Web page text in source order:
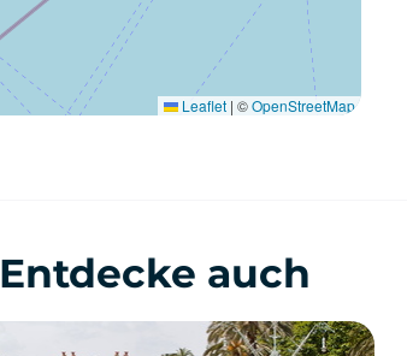
Leaflet | ©OpenStreetMap
Entdecke auch